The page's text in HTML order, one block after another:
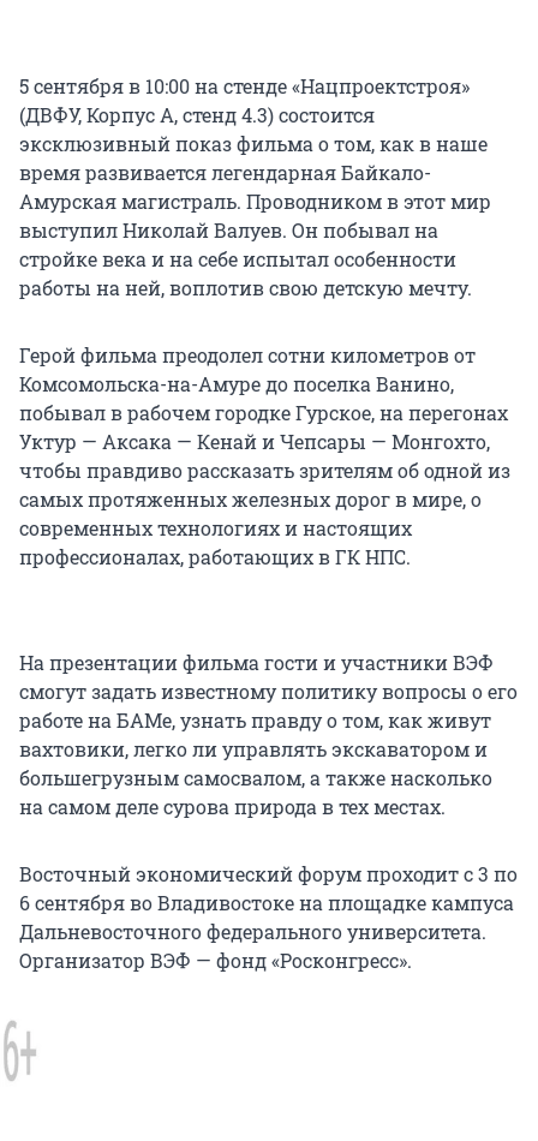
5 сентября в 10:00 на стенде «Нацпроектстроя»
(ДВФУ, Корпус А, стенд 4.3) состоится
эксклюзивный показ фильма о том, как в наше
время развивается легендарная Байкало-
Амурская магистраль. Проводником в этот мир
выступил Николай Валуев. Он побывал на
стройке века и на себе испытал особенности
работы на ней, воплотив свою детскую мечту.
Герой фильма преодолел сотни километров от
Комсомольска-на-Амуре до поселка Ванино,
побывал в рабочем городке Гурское, на перегонах
Уктур — Аксака — Кенай и Чепсары — Монгохто,
чтобы правдиво рассказать зрителям об одной из
самых протяженных железных дорог в мире, о
современных технологиях и настоящих
профессионалах, работающих в ГК НПС.
На презентации фильма гости и участники ВЭФ
смогут задать известному политику вопросы о его
работе на БАМе, узнать правду о том, как живут
вахтовики, легко ли управлять экскаватором и
большегрузным самосвалом, а также насколько
на самом деле сурова природа в тех местах.
Восточный экономический форум проходит с 3 по
6 сентября во Владивостоке на площадке кампуса
Дальневосточного федерального университета.
Организатор ВЭФ — фонд «Росконгресс».